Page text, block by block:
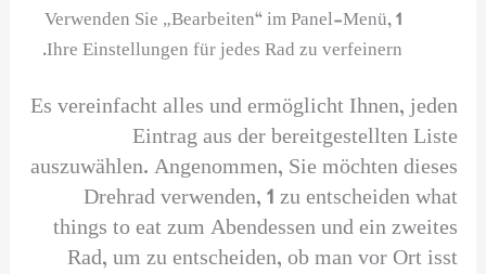
Verwenden Sie „Bearbeiten“ im Panel-Menü, 1
Ihre Einstellungen für jedes Rad zu verfeinern.
Es vereinfacht alles und ermöglicht Ihnen, jeden
Eintrag aus der bereitgestellten Liste
auszuwählen. Angenommen, Sie möchten dieses
Drehrad verwenden, 1 zu entscheiden what
things to eat zum Abendessen und ein zweites
Rad, um zu entscheiden, ob man vor Ort isst